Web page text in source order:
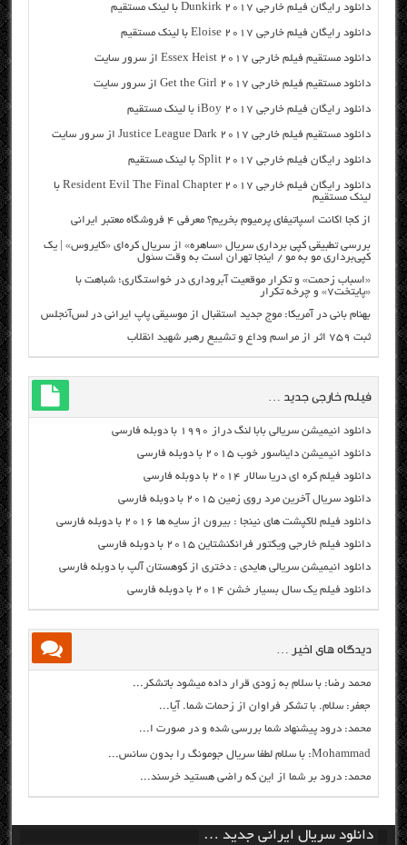
دانلود رایگان فیلم خارجی Dunkirk 2017 با لینک مستقیم
دانلود رایگان فیلم خارجی Eloise 2017 با لینک مستقیم
دانلود مستقیم فیلم خارجی Essex Heist 2017 از سرور سایت
دانلود مستقیم فیلم خارجی Get the Girl 2017 از سرور سایت
دانلود رایگان فیلم خارجی iBoy 2017 با لینک مستقیم
دانلود مستقیم فیلم خارجی Justice League Dark 2017 از سرور سایت
دانلود رایگان فیلم خارجی Split 2017 با لینک مستقیم
دانلود رایگان فیلم خارجی Resident Evil The Final Chapter 2017 با
لینک مستقیم
از کجا اکانت اسپاتیفای پرمیوم بخریم؟ معرفی ۴ فروشگاه معتبر ایرانی
بررسی تطبیقی کپی برداری سریال «ساهره» از سریال کره‌ای «کایروس» | یک
کپی‌برداری مو به مو / اینجا تهران است به وقت سئول
«اسباب زحمت» و تکرار موقعیت آبروداری در خواستگاری؛ شباهت با
«پایتخت۷» و چرخه تکرار
بهنام بانی در آمریکا: موج جدید استقبال از موسیقی پاپ ایرانی در لس‌آنجلس
ثبت ۷۵۹ اثر از مراسم وداع و تشییع رهبر شهید انقلاب
فیلم خارجی جدید …
دانلود انیمیشن سریالی بابا لنگ دراز ۱۹۹۰ با دوبله فارسی
دانلود انیمیشن دایناسور خوب ۲۰۱۵ با دوبله فارسی
دانلود فیلم کره ای دریا سالار ۲۰۱۴ با دوبله فارسی
دانلود سریال آخرین مرد روی زمین ۲۰۱۵ با دوبله فارسی
دانلود فیلم لاکپشت های نینجا : بیرون از سایه ها ۲۰۱۶ با دوبله فارسی
دانلود فیلم خارجی ویکتور فرانکنشتاین ۲۰۱۵ با دوبله فارسی
دانلود انیمیشن سریالی هایدی : دختری از کوهستان آلپ با دوبله فارسی
دانلود فیلم یک سال بسیار خشن ۲۰۱۴ با دوبله فارسی
دیدگاه های اخیر …
محمد رضا: با سلام به زودی قرار داده میشود باتشکر...
جعفر: سلام. با تشکر فراوان از زحمات شما. آیا...
محمد: درود پیشنهاد شما بررسی شده و در صورت ا...
Mohammad: با سلام لطفا سریال جومونگ را بدون سانس...
محمد: درود بر شما از این که راضی هستید خرسند...
دانلود سریال ایرانی جدید …